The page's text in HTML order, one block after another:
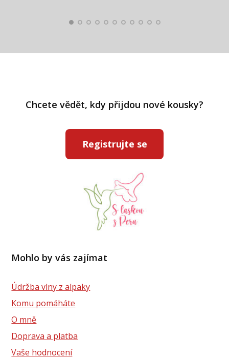
Chcete vědět, kdy přijdou nové kousky?
Registrujte se
Mohlo by vás zajímat
Údržba vlny z alpaky
Komu pomáháte
O mně
Doprava a platba
Vaše hodnocení